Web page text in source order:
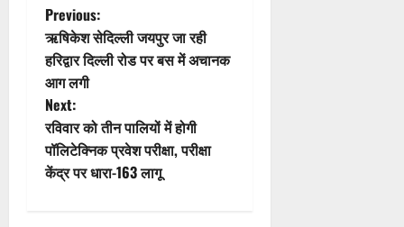
t
i
o
n
P
o
s
t
n
Previous:
ऋषिकेश सेदिल्ली जयपुर जा रही
हरिद्वार दिल्ली रोड पर बस में अचानक
आग लगी
Next:
रविवार को तीन पालियों में होगी
पॉलिटेक्निक प्रवेश परीक्षा, परीक्षा
केंद्र पर धारा-163 लागू